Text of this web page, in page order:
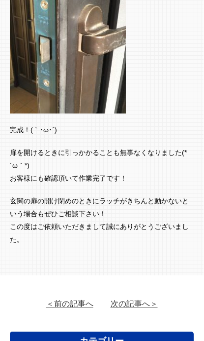
完成！(｀･ω･´)ゞ
扉を開けるときに引っかかることも無事なくなりました(*
´ω｀*)
お客様にも確認頂いて作業完了です！
玄関の扉の開け閉めのときにラッチがきちんと動かないと
いう場合もぜひご相談下さい！
この度はご依頼いただきまして誠にありがとうございまし
た。
＜前の記事へ 次の記事へ＞